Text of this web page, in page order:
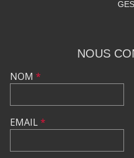
NOUS
NOM *
EMAIL*